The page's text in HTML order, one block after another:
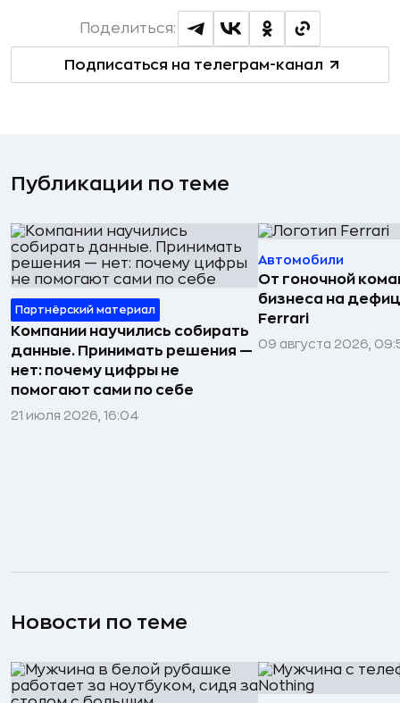
Подписаться на телеграм-канал
Поделиться:
Публикации по теме
Партнёрский материал
Компании научились собирать
данные. Принимать решения —
нет: почему цифры не
помогают сами по себе
21 июля 2026, 16:04
Автомобили
От гоночной
бизнеса на
Ferrari
09 августа 2026,
Новости по теме